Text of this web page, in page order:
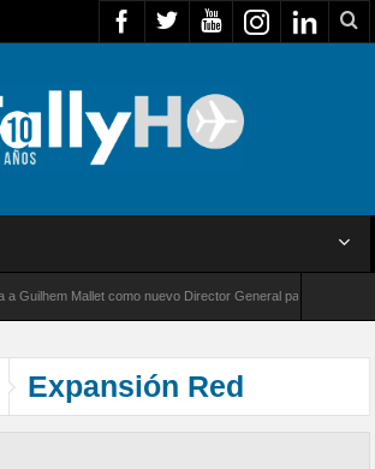
Mallet como nuevo Director General para América Latina
Expansión Red